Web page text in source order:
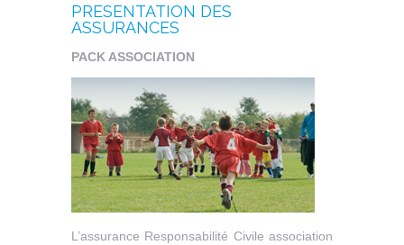
PRESENTATION DES
ASSURANCES
PACK ASSOCIATION
L’assurance Responsabilité Civile association